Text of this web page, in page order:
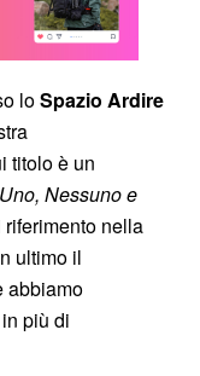
loSpazio Ardire
titolo è un
Uno, Nessuno e
nella
ultimo il
abbiamo
più di